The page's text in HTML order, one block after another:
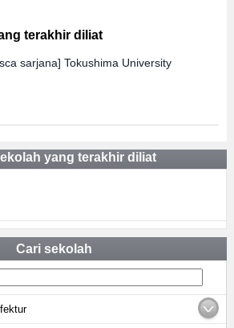
terakhir diliat
sarjana] Tokushima University
yang terakhir diliat
Cari sekolah